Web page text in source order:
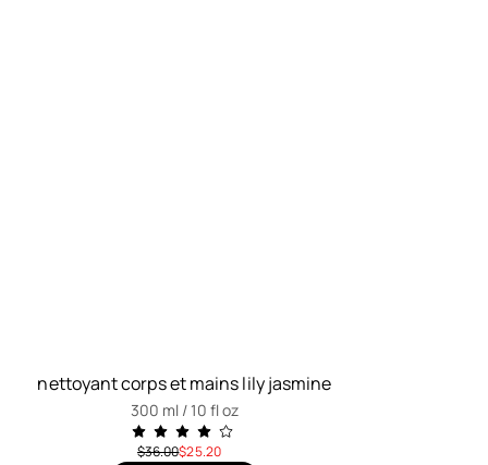
nettoyant corps et mains lily jasmine
300 ml / 10 fl oz
prix initial
$36.00réduit à
$25.20